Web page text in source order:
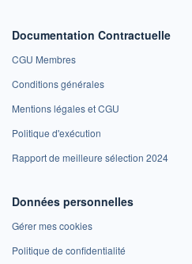
Documentation Contractuelle
CGU Membres
Conditions générales
Mentions légales et CGU
Politique d'exécution
Rapport de meilleure sélection 2024
Données personnelles
Gérer mes cookies
Politique de confidentialité